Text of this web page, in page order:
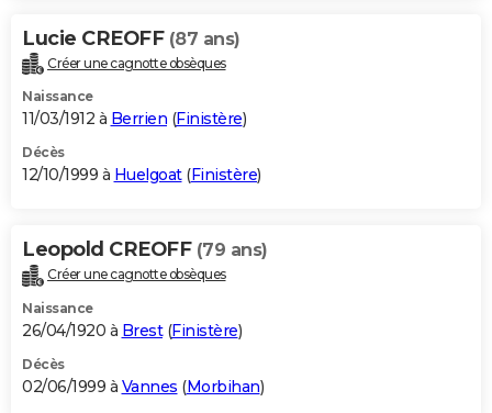
Lucie CREOFF (87 ans)
Créer une cagnotte obsèques
Naissance
11/03/1912 à Berrien (Finistère)
Décès
12/10/1999 à Huelgoat(Finistère)
Leopold CREOFF (79 ans)
Créer une cagnotte obsèques
Naissance
26/04/1920 à Brest(Finistère)
Décès
02/06/1999 à Vannes (Morbihan)